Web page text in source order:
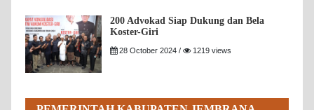
200 Advokad Siap Dukung dan Bela
Koster-Giri
28 October 2024 / 1219 views